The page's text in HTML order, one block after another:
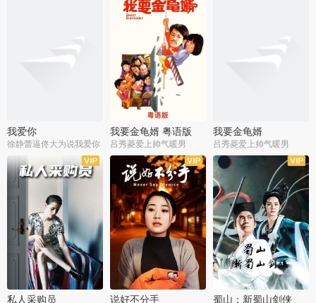
我爱你
徐静蕾逼佟大为说我爱你
我要金龟婿 粤语版
吕秀菱爱上帅气暖男
我要金龟婿
吕秀菱爱上帅气暖男
私人采购员 说好不分手 蜀山：新蜀山剑侠